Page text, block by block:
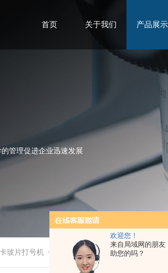
欢迎您！
来自局域网的朋友
助您的吗？
首页 关于我们 产品展示
管理促进企业迅速发展
玻片打号机 - HistoCore PERMA S按需型徕卡玻